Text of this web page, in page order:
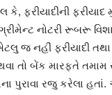
કે, ફરીયાદીની
નોટરી રૂબરૂ
જ નહીં ફરીયાદી
તો બેંક મારફતે તમામ
પુરાવા રજુ કરેલા